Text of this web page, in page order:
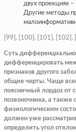
двух проекциях
Другие методы
[99], [100], [101], [102],
Суть
дифференцировать
признаков другого
общие черты. Чаще
поясничный лордоз от
позвоночника, а также
физиологическим
должен уже
определить угол